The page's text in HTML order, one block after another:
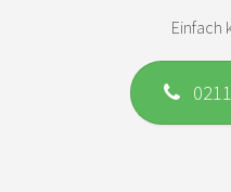
Einfach